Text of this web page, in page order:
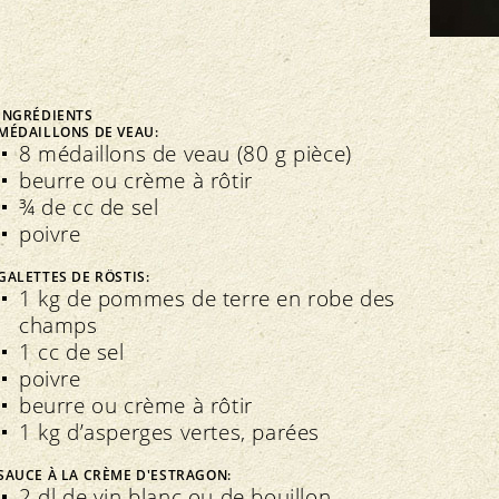
Directives
Contrôle
Importations
Assurance qualité
Assemblée des délégués
interne
Extranet
Cahier des charges
FNRB
Marchés régionaux
Bio-Symposium
Bourgeon
DE VEAU:
8 médaillons de veau (80 g pièce)
beurre ou crème à rôtir
¾ de cc de sel
poivre
DE RÖSTIS:
1 kg de pommes de terre en robe des
champs
1 cc de sel
poivre
beurre ou crème à rôtir
1 kg d’asperges vertes, parées
À LA CRÈME D'ESTRAGON: